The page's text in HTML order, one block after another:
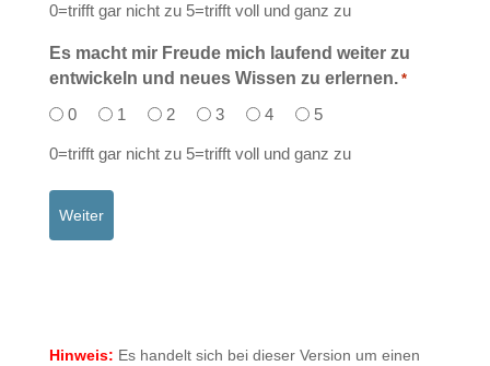
0=trifft gar nicht zu 5=trifft voll und ganz zu
Es macht mir Freude mich laufend weiter zu
entwickeln und neues Wissen zu erlernen. *
0 1 2 3 4 5
0=trifft gar nicht zu 5=trifft voll und ganz zu
Hinweis: Es handelt sich bei dieser Version um einen